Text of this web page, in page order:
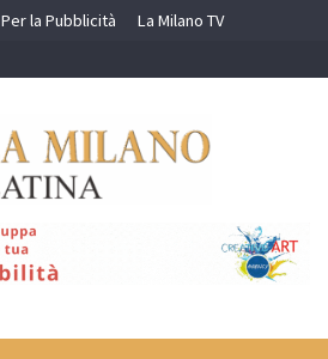
Per la Pubblicità La Milano TV